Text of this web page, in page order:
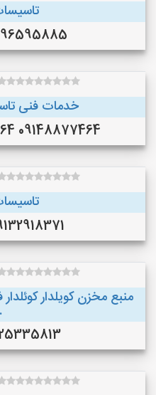
09396595885
خدمات فنی
09148877464 09028877464 (تبریز)
09132918371
منبع مخزن کویلدار
09125335813